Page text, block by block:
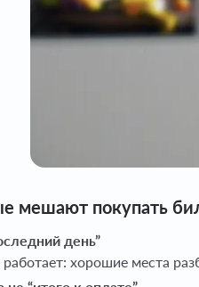
мешают покупать
день”
хорошие места